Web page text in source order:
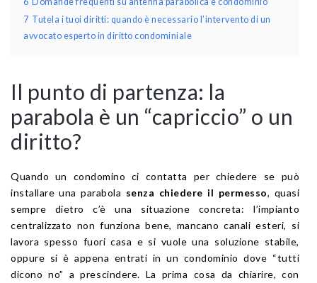
7 Tutela i tuoi diritti: quando è necessario l’intervento di un
avvocato esperto in diritto condominiale
Il punto di partenza: la
parabola è un “capriccio” o un
diritto?
Quando un condomino ci contatta per chiedere se può
installare una parabola senza chiedere il permesso, quasi
sempre dietro c’è una situazione concreta: l’impianto
centralizzato non funziona bene, mancano canali esteri, si
lavora spesso fuori casa e si vuole una soluzione stabile,
oppure si è appena entrati in un condominio dove “tutti
dicono no” a prescindere. La prima cosa da chiarire, con